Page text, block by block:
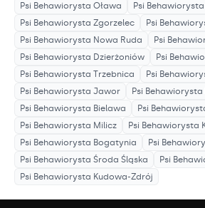
Psi Behawiorysta Oława Psi Behawiorysta
Psi Behawiorysta Zgorzelec Psi
Psi Behawiorysta Nowa Ruda Psi
Psi Behawiorysta Dzierżoniów Psi
Psi Behawiorysta Trzebnica Psi
Psi Behawiorysta Jawor Psi Behawiorysta
Psi Behawiorysta Bielawa Psi
Psi Behawiorysta Milicz Psi Behawiorysta
Psi Behawiorysta Bogatynia Psi
Psi Behawiorysta Środa Śląska Psi
Psi Behawiorysta Kudowa-Zdrój